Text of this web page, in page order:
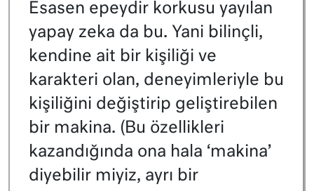
Esasen epeydir korkusu yayılan
yapay zeka da bu. Yani bilinçli,
kendine ait bir kişiliği ve
karakteri olan, deneyimleriyle bu
kişiliğini değiştirip geliştirebilen
bir makina. (Bu özellikleri
kazandığında ona hala ‘makina’
diyebilir miyiz, ayrı bir